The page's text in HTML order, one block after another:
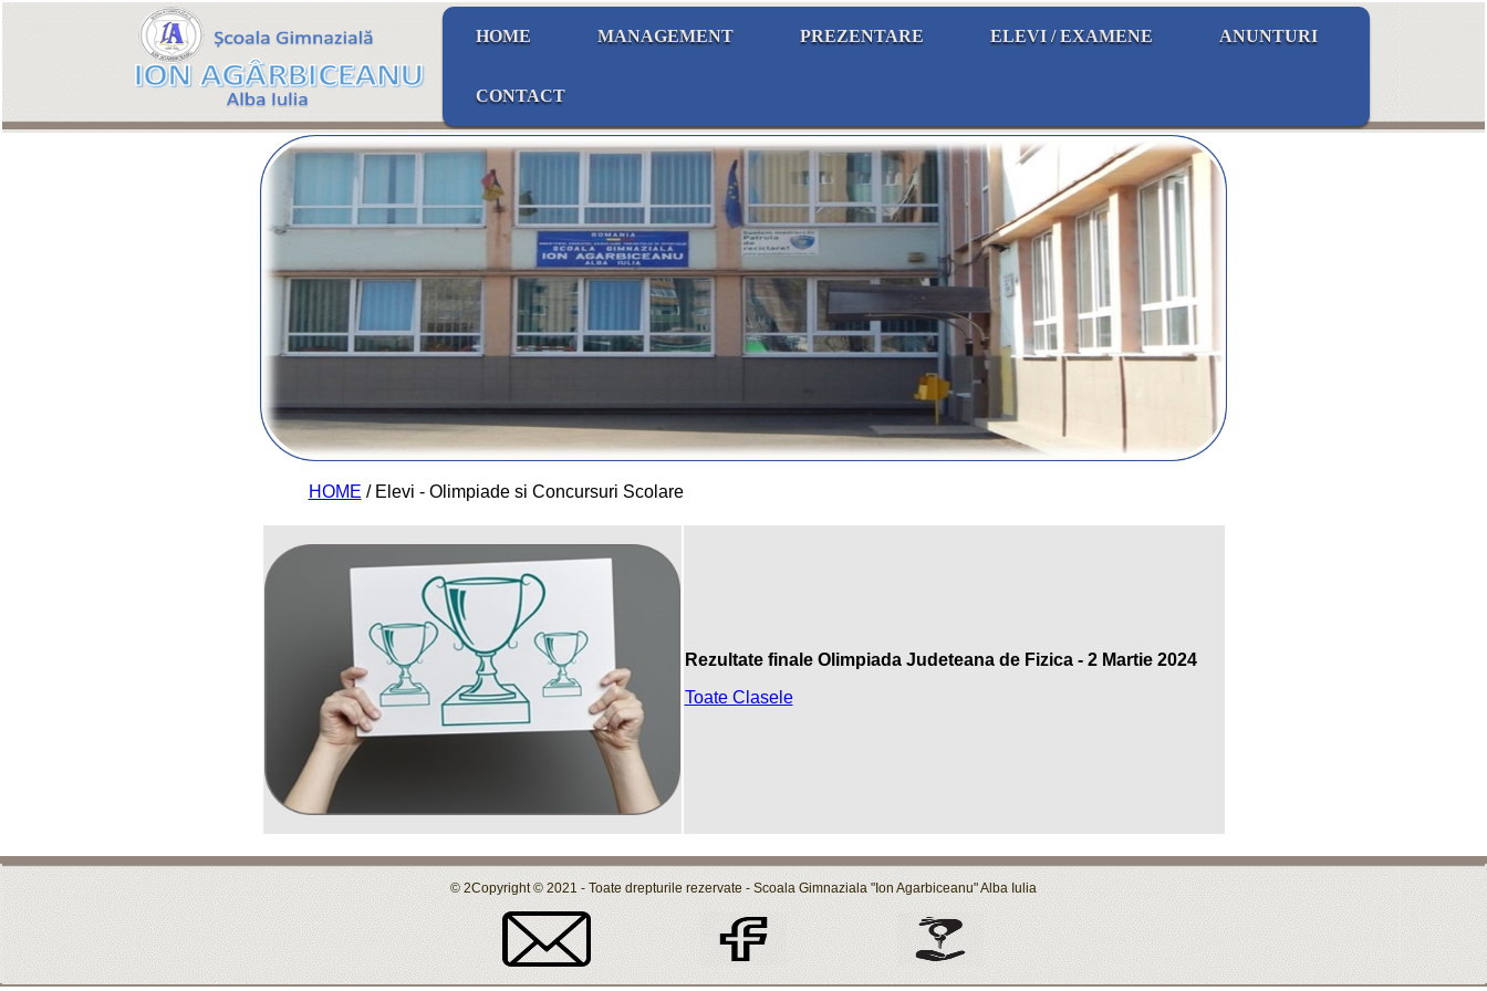
HOME MANAGEMENT PREZENTARE ELEVI / EXAMENE ANUNTURI
CONTACT
HOME / Elevi - Olimpiade si Concursuri Scolare
Rezultate finale Olimpiada Judeteana de Fizica - 2 Martie 2024
Toate Clasele
© 2Copyright © 2021 - Toate drepturile rezervate - Scoala Gimnaziala "Ion Agarbiceanu" Alba Iulia